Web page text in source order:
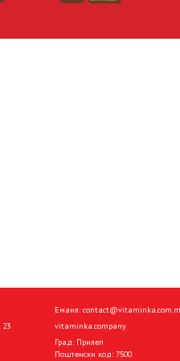
23
Емаил:
vitaminka.company
Град: Прилеп
Поштенски код: 7500